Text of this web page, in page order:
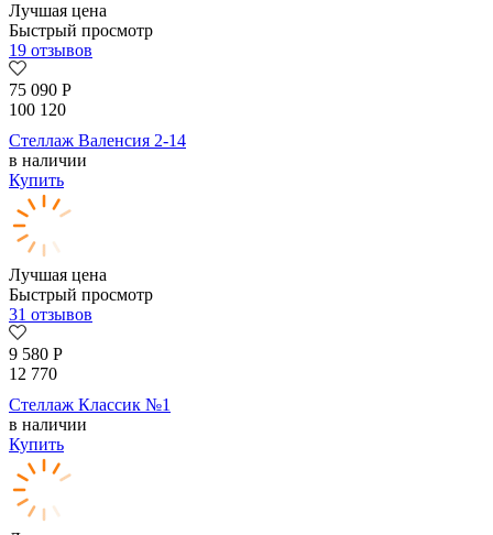
Лучшая цена
Быстрый просмотр
19 отзывов
75 090 Р
100 120
Стеллаж Валенсия 2-14
в наличии
Купить
Лучшая цена
Быстрый просмотр
31 отзывов
9 580 Р
12 770
Стеллаж Классик №1
в наличии
Купить